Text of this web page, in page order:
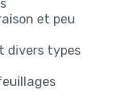
et peu
divers types